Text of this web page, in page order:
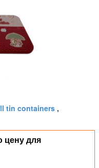
tin containers ,
цену для